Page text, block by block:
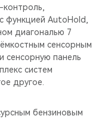
функцией AutoHold,
диагональю 7
сенсорным
сенсорную панель
систем
другое.
бензиновым